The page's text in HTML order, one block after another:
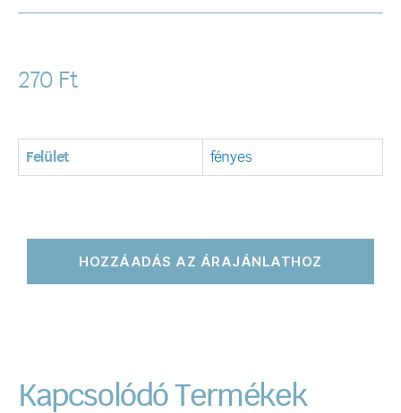
270 Ft
Felület fényes
HOZZÁADÁS AZ ÁRAJÁNLATHOZ
Kapcsolódó Termékek